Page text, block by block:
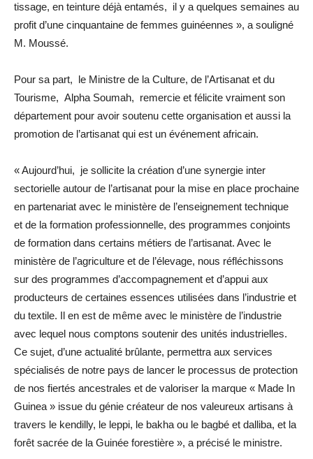
tissage, en teinture déjà entamés, il y a quelques semaines au
profit d’une cinquantaine de femmes guinéennes », a souligné
M. Moussé.
Pour sa part, le Ministre de la Culture, de l’Artisanat et du
Tourisme, Alpha Soumah, remercie et félicite vraiment son
département pour avoir soutenu cette organisation et aussi la
promotion de l’artisanat qui est un événement africain.
« Aujourd’hui, je sollicite la création d’une synergie inter
sectorielle autour de l’artisanat pour la mise en place prochaine
en partenariat avec le ministère de l’enseignement technique
et de la formation professionnelle, des programmes conjoints
de formation dans certains métiers de l’artisanat. Avec le
ministère de l’agriculture et de l’élevage, nous réfléchissons
sur des programmes d’accompagnement et d’appui aux
producteurs de certaines essences utilisées dans l’industrie et
du textile. Il en est de même avec le ministère de l’industrie
avec lequel nous comptons soutenir des unités industrielles.
Ce sujet, d’une actualité brûlante, permettra aux services
spécialisés de notre pays de lancer le processus de protection
de nos fiertés ancestrales et de valoriser la marque « Made In
Guinea » issue du génie créateur de nos valeureux artisans à
travers le kendilly, le leppi, le bakha ou le bagbé et dalliba, et la
forêt sacrée de la Guinée forestière », a précisé le ministre.